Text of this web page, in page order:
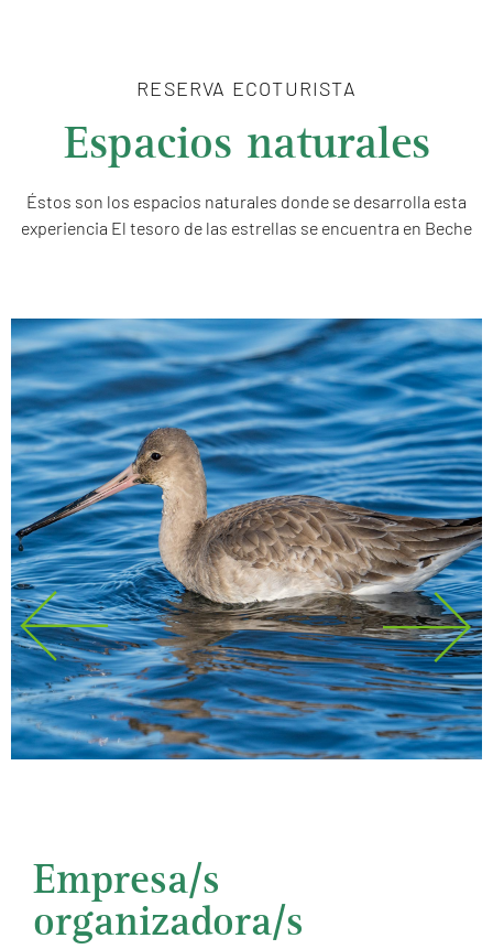
RESERVA ECOTURISTA
Espacios naturales
Éstos son los espacios naturales donde se desarrolla esta
experiencia El tesoro de las estrellas se encuentra en Beche
Empresa/s
organizadora/s